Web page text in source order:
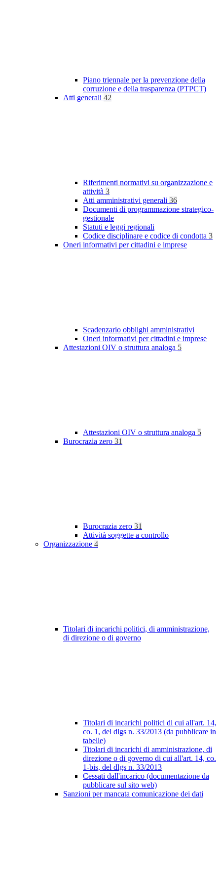
Piano triennale per la prevenzione della
corruzione e della trasparenza (PTPCT)
Atti generali 42
Riferimenti normativi su organizzazione e
attività 3
Atti amministrativi generali 36
Documenti di programmazione strategico-
gestionale
Statuti e leggi regionali
Codice disciplinare e codice di condotta 3
Oneri informativi per cittadini e imprese
Scadenzario obblighi amministrativi
Oneri informativi per cittadini e imprese
Attestazioni OIV o struttura analoga 5
Attestazioni OIV o struttura analoga 5
Burocrazia zero 31
Burocrazia zero 31
Attività soggette a controllo
Organizzazione 4
Titolari di incarichi politici, di amministrazione,
di direzione o di governo
Titolari di incarichi politici di cui all'art. 14,
co. 1, del dlgs n. 33/2013 (da pubblicare in
tabelle)
Titolari di incarichi di amministrazione, di
direzione o di governo di cui all'art. 14, co.
1-bis, del dlgs n. 33/2013
Cessati dall'incarico (documentazione da
pubblicare sul sito web)
Sanzioni per mancata comunicazione dei dati